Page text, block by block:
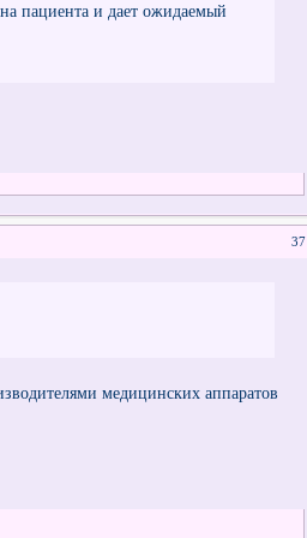
пациента и дает ожидаемый
37
медицинских аппаратов